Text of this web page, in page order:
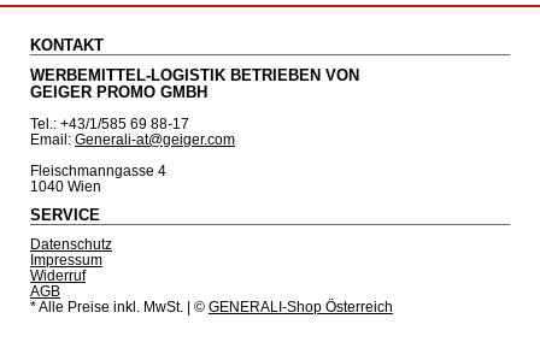
KONTAKT
WERBEMITTEL-LOGISTIK BETRIEBEN VON
GEIGER PROMO GMBH
Tel.: +43/1/585 69 88-17
Email: Generali-at@geiger.com
Fleischmanngasse 4
1040 Wien
SERVICE
Datenschutz
Impressum
Widerruf
AGB
* Alle Preise inkl. MwSt. | © GENERALI-Shop Österreich